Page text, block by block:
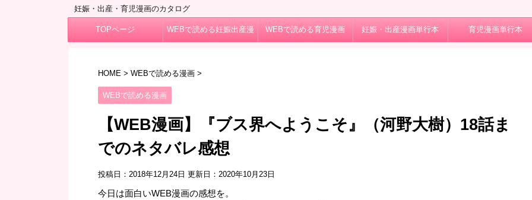
妊娠・出産・育児漫画のカタログ
TOPページ WEBで読める妊娠出産漫 WEBで読める育児漫画 妊娠・出産漫画単行本 育児漫画単行本
HOME> WEBで読める漫画 >
WEBで読める漫画
【WEB漫画】『ブス界へようこそ』（河野大樹）18話ま
でのネタバレ感想
投稿日：2018年12月24日 更新日： 2020年10月23日
今日は面白いWEB漫画の感想を。